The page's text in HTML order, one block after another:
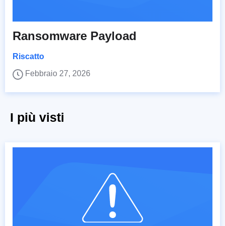
Ransomware Payload
Riscatto
Febbraio 27, 2026
I più visti